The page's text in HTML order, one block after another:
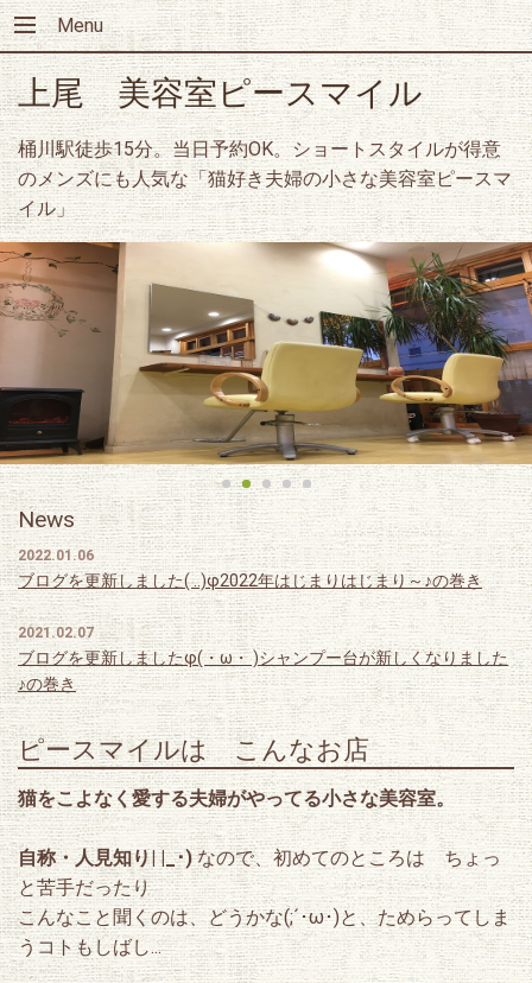
Menu
上尾 美容室ピースマイル
桶川駅徒歩15分。当日予約OK。ショートスタイルが得意
のメンズにも人気な「猫好き夫婦の小さな美容室ピースマ
イル」
News
2022.01.06
ブログを更新しました( ..)φ2022年はじまりはじまり～♪の巻き
2021.02.07
ブログを更新しましたφ(・ω・ )シャンプー台が新しくなりました
♪の巻き
2019.10.04
ブログを更新しました( ..)φ今日のにゃんこ♪の巻き
2019.09.11
ピースマイル新聞「笑日和」最新号、絶賛配布中ぅ～
2019.05.23
ブログを更新しましたφ(・ω・ )元気配給の旅（ボランティア）福
島県富岡町♪の巻き
ピースマイルは こんなお店
猫をこよなく愛する夫婦がやってる小さな美容室。
自称・人見知り| |_･) なので、初めてのところは ちょっ
と苦手だったり
こんなこと聞くのは、どうかな(;´･ω･)と、ためらってしま
うコトもしばし...